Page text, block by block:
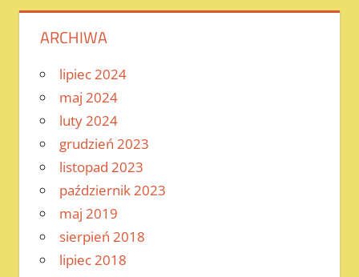
ARCHIWA
lipiec 2024
maj 2024
luty 2024
grudzień 2023
listopad 2023
październik 2023
maj 2019
sierpień 2018
lipiec 2018